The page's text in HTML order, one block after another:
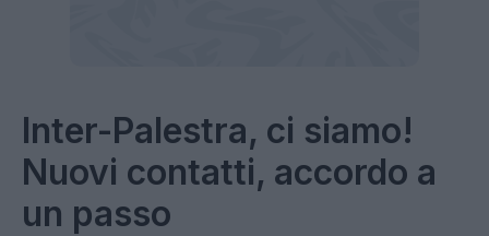
Inter-Palestra, ci siamo!
Nuovi contatti, accordo a
un passo